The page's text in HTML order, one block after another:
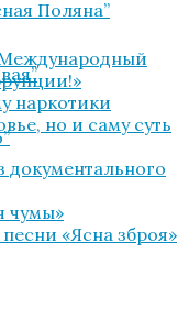
Поляна”
Международный
наркотики
но и саму суть
документального
чумы»
«Ясна зброя»